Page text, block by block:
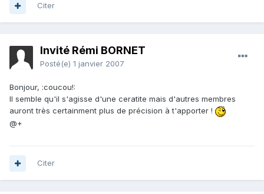
Citer
Invité Rémi BORNET
Posté(e) 1 janvier 2007
Bonjour, :coucou!:
Il semble qu'il s'agisse d'une ceratite mais d'autres membres
auront très certainment plus de précision à t'apporter !
@+
Citer